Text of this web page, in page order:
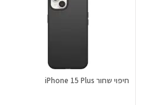
חיפוי שחור iPhone 15 Plus